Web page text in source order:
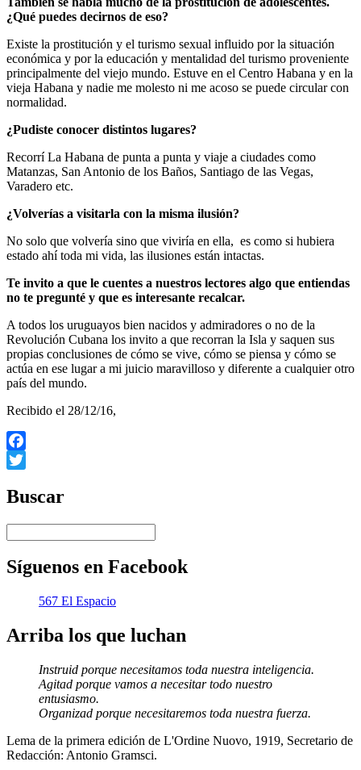
¿Qué puedes decirnos de eso?
Existe la prostitución y el turismo sexual influido por la situación
económica y por la educación y mentalidad del turismo proveniente
principalmente del viejo mundo. Estuve en el Centro Habana y en la
vieja Habana y nadie me molesto ni me acoso se puede circular con
normalidad.
¿Pudiste conocer distintos lugares?
Recorrí La Habana de punta a punta y viaje a ciudades como
Matanzas, San Antonio de los Baños, Santiago de las Vegas,
Varadero etc.
¿Volverías a visitarla con la misma ilusión?
No solo que volvería sino que viviría en ella, es como si hubiera
estado ahí toda mi vida, las ilusiones están intactas.
Te invito a que le cuentes a nuestros lectores algo que entiendas
no te pregunté y que es interesante recalcar.
A todos los uruguayos bien nacidos y admiradores o no de la
Revolución Cubana los invito a que recorran la Isla y saquen sus
propias conclusiones de cómo se vive, cómo se piensa y cómo se
actúa en ese lugar a mi juicio maravilloso y diferente a cualquier otro
país del mundo.
Recibido el 28/12/16,
Facebook
Buscar
Síguenos en Facebook
567 El Espacio
Arriba los que luchan
Instruid porque necesitamos toda nuestra inteligencia.
Agitad porque vamos a necesitar todo nuestro
entusiasmo.
Organizad porque necesitaremos toda nuestra fuerza.
Lema de la primera edición de L'Ordine Nuovo, 1919, Secretario de
Redacción: Antonio Gramsci.